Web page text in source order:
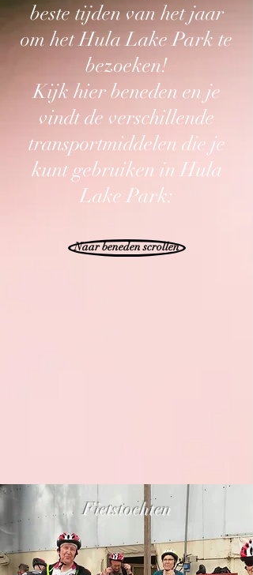
beste tijden van het jaar
om het Hula Lake Park te
bezoeken!
Kijk hier beneden en je
vindt de verschillende
transportmiddelen die je
kunt gebruiken in Hula
Lake Park:
Naar beneden scrollen
Fietstochten